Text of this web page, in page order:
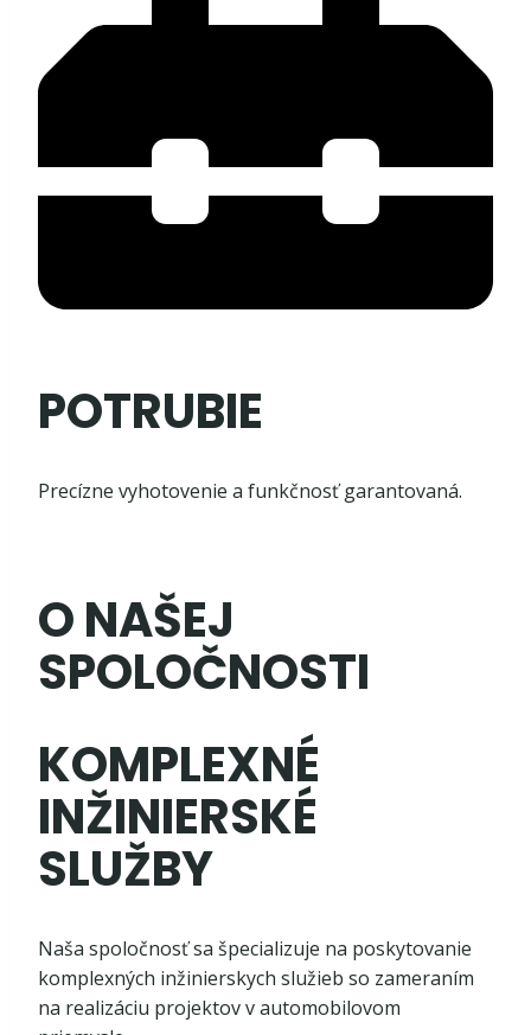
POTRUBIE
Precízne vyhotovenie a funkčnosť garantovaná.
O NAŠEJ
SPOLOČNOSTI
KOMPLEXNÉ
INŽINIERSKÉ
SLUŽBY
Naša spoločnosť sa špecializuje na poskytovanie
komplexných inžinierskych služieb so zameraním
na realizáciu projektov v automobilovom